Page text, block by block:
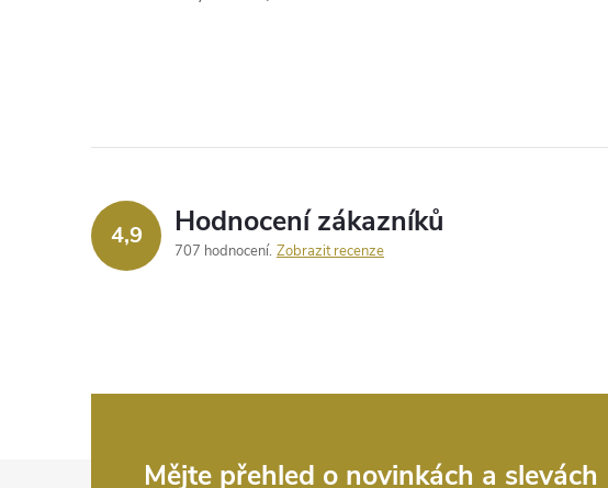
4,9 Hodnocení zákazníků
707 hodnocení Zobrazit recenze
Mějte přehled o novinkách a slevách